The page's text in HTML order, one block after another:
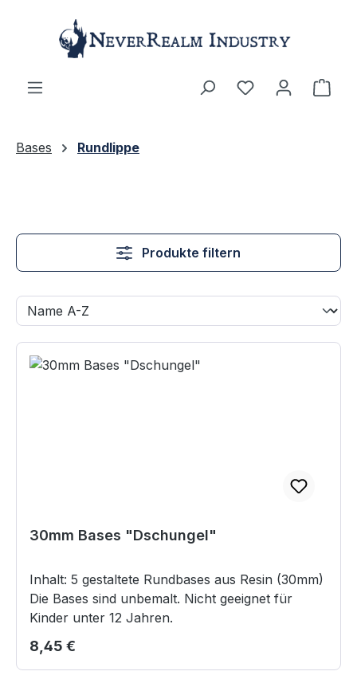
Zum Hauptinhalt springen
Bases Rundlippe
Produkte filtern
30mm Bases "Dschungel"
Inhalt: 5 gestaltete Rundbases aus Resin (30mm)
Die Bases sind unbemalt. Nicht geeignet für
Kinder unter 12 Jahren.
Regulärer Preis:
8,45 €